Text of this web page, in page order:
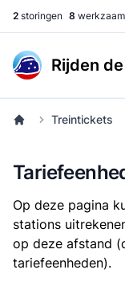
2 storingen 8
Rijden
Treintickets
Op deze pagina
stations
op deze afstand
tariefeenheden).